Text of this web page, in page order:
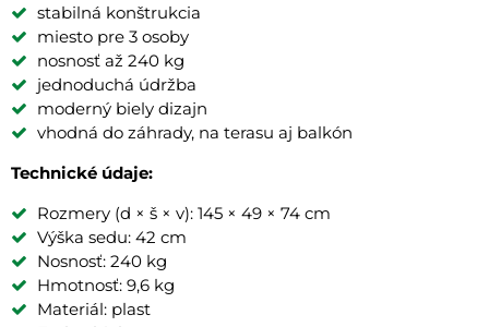
stabilná konštrukcia
miesto pre 3 osoby
nosnosť až 240 kg
jednoduchá údržba
moderný biely dizajn
vhodná do záhrady, na terasu aj balkón
Technické údaje:
Rozmery (d × š × v): 145 × 49 × 74 cm
Výška sedu: 42 cm
Nosnosť: 240 kg
Hmotnosť: 9,6 kg
Materiál: plast